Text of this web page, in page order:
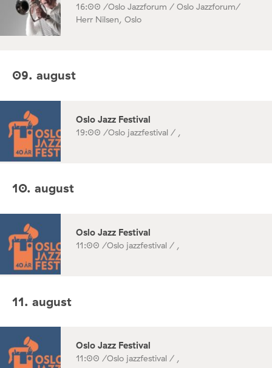
16:00 /Oslo Jazzforum / Oslo Jazzforum/
Herr Nilsen, Oslo
09. august
Oslo Jazz Festival
19:00 /Oslo jazzfestival / ,
10. august
Oslo Jazz Festival
11:00 /Oslo jazzfestival / ,
11. august
Oslo Jazz Festival
11:00 /Oslo jazzfestival / ,